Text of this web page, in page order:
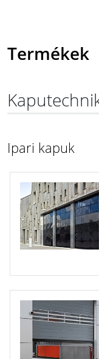
Termékek
Ipari kapuk